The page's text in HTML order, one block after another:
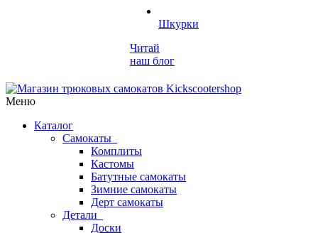
Шкурки
Читай
наш блог
Меню
Каталог
Самокаты
Комплиты
Кастомы
Батутные самокаты
Зимние самокаты
Дерт самокаты
Детали
Доски